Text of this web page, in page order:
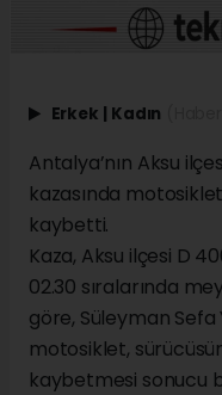
Erkek | Kadın
Antalya’nın Aksu
kazasında
kaybetti.
Kaza, Aksu ilçesi D
02.30 sıralarında
göre, Süleyman Sefa
motosiklet,
kaybetmesi sonucu